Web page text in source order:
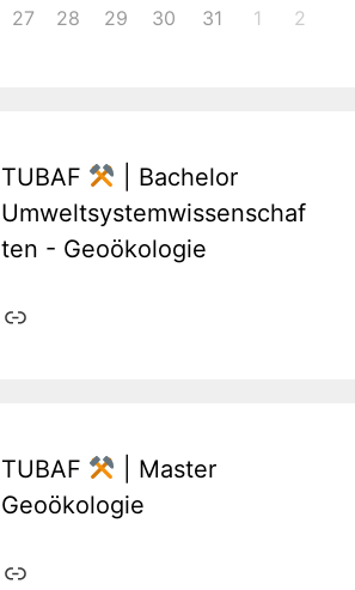
27
28 29 30 31 1 2
TUBAF
| Bachelor
Umweltsystemwissenschaf
ten - Geoökologie
Link
TUBAF
| Master
Geoökologie
Link